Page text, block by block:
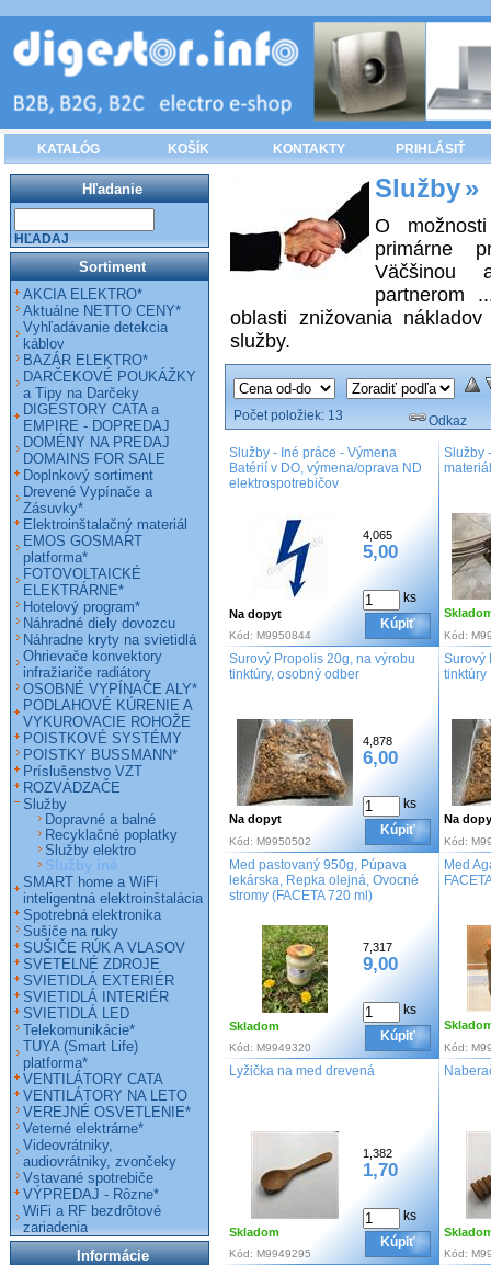
KATALÓG KOŠÍK KONTAKTY PRIHLÁSIŤ
Služby»
O
primárne
Väčšinou
partnerom
oblasti znižovania
služby.
Počet položiek: 13 Odkaz
Služby - Iné práce - Výmena
Batérií v DO, výmena/oprava ND
elektrospotrebičov
4,065
5,00
ks
Kúpiť
Na dopyt
Kód: M9950844
Služby
Kód:
Surový Propolis 20g, na výrobu
tinktúry, osobný odber
4,878
6,00
ks
Kúpiť
Na dopyt
Kód: M9950502
Surový
tinktúry
Na
Kód:
Med pastovaný 950g, Púpava
lekárska, Repka olejná, Ovocné
stromy (FACETA 720 ml)
7,317
9,00
ks
Kúpiť
Skladom
Kód: M9949320
Med
Kód:
Lyžička na med drevená
1,382
1,70
ks
Kúpiť
Skladom
Kód: M9949295 Kód:
Hľadanie
HĽADAJ
Sortiment
AKCIA ELEKTRO*
Aktuálne NETTO CENY*
Vyhľadávanie detekcia
káblov
BAZÁR ELEKTRO*
DARČEKOVÉ POUKÁŽKY
a Tipy na Darčeky
DIGESTORY CATA a
EMPIRE - DOPREDAJ
DOMÉNY NA PREDAJ
DOMAINS FOR SALE
Doplnkový sortiment
Drevené Vypínače a
Zásuvky*
Elektroinštalačný materiál
EMOS GOSMART
platforma*
FOTOVOLTAICKÉ
ELEKTRÁRNE*
Hotelový program*
Náhradné diely dovozcu
Náhradne kryty na svietidlá
Ohrievače konvektory
infražiariče radiátory
OSOBNÉ VYPÍNAČE ALY*
PODLAHOVÉ KÚRENIE A
VYKUROVACIE ROHOŽE
POISTKOVÉ SYSTÉMY
POISTKY BUSSMANN*
Príslušenstvo VZT
ROZVÁDZAČE
Služby
Dopravné a balné
Recyklačné poplatky
Služby elektro
Služby iné
SMART home a WiFi
inteligentná elektroinštalácia
Spotrebná elektronika
Sušiče na ruky
SUŠIČE RÚK A VLASOV
SVETELNÉ ZDROJE
SVIETIDLÁ EXTERIÉR
SVIETIDLÁ INTERIÉR
SVIETIDLÁ LED
Telekomunikácie*
TUYA (Smart Life)
platforma*
VENTILÁTORY CATA
VENTILÁTORY NA LETO
VEREJNÉ OSVETLENIE*
Veterné elektrárne*
Videovrátniky,
audiovrátniky, zvončeky
Vstavané spotrebiče
VÝPREDAJ - Rôzne*
WiFi a RF bezdrôtové
zariadenia
Informácie